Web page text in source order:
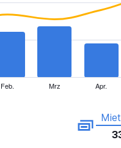
Feb. Mrz Apr.